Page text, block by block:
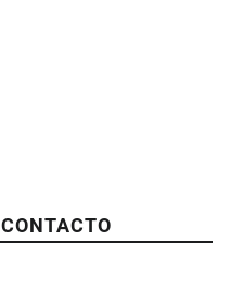
CONTACTO